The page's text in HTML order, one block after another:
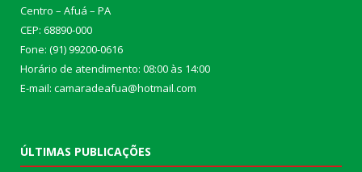
Centro – Afuá – PA
CEP: 68890-000
Fone: (91) 99200-0616
Horário de atendimento: 08:00 às 14:00
E-mail: camaradeafua@hotmail.com
ÚLTIMAS PUBLICAÇÕES